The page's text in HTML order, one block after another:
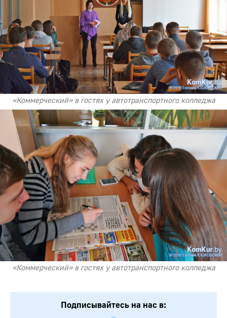
«Коммерческий» в гостях у автотранспортного колледжа
«Коммерческий» в гостях у автотранспортного колледжа
Подписывайтесь на нас в: